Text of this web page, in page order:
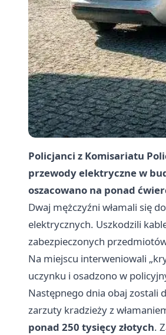
Policjanci z Komisariatu
przewody elektryczne w
oszacowano na ponad
Dwaj mężczyźni włamali się
elektrycznych. Uszkodzili
zabezpieczonych
Na miejscu interweniowali
uczynku i osadzono w
Następnego dnia obaj zostali
zarzuty kradzieży z
ponad 250 tysięcy złotych.